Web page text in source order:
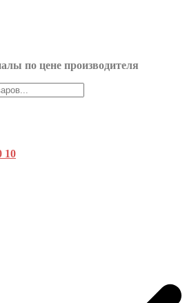
по цене производителя
10